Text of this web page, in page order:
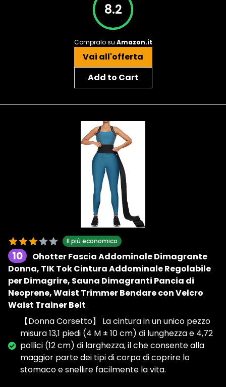
8.2
Compralo su Amazon.it
Vai all'offerta
Add to Cart
Il più economico
10
Ohotter Fascia Addominale Dimagrante
Donna, TIK Tok Cintura Addominale Regolabile
per Dimagrire, Sauna Dimagranti Pancia di
Neoprene, Waist Trimmer Bendare con Velcro
Waist Trainer Belt
【Donna Corsetto】 La cintura in un unico pezzo
misura 13,1 piedi (4 M ± 10 cm) di lunghezza e 4,72
pollici (12 cm) di larghezza, il che consente alla
maggior parte dei tipi di corpo di coprire lo
stomaco e snellire facilmente la vita.